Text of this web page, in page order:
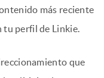
más reciente
tu perfil de Linkie.
que